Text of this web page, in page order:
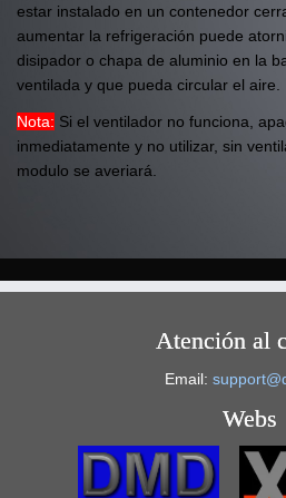
estar instalado en un contenedor
aumentar la refrigeración puede
disipador o chapa de aluminio en la
ventilada y que pueda circular el aire.
Nota: Si el ventilador no funciona,
inmediatamente y no utilizar, sin
modulo se averiará.
Atención al
Email:
Webs